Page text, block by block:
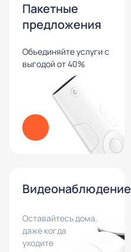
Пакетные
предложения
Объединяйте услуги с
выгодой от 40%
Видеонаблюдение
Оставайтесь дома,
даже когда
уходите